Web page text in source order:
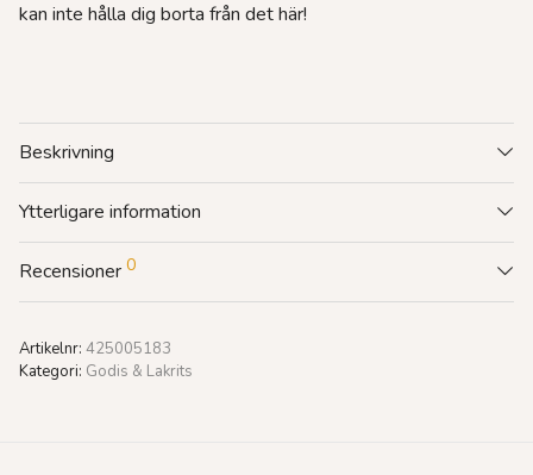
kan inte hålla dig borta från det här!
Beskrivning
Ytterligare information
Recensioner 0
Artikelnr: 425005183
Kategori: Godis & Lakrits